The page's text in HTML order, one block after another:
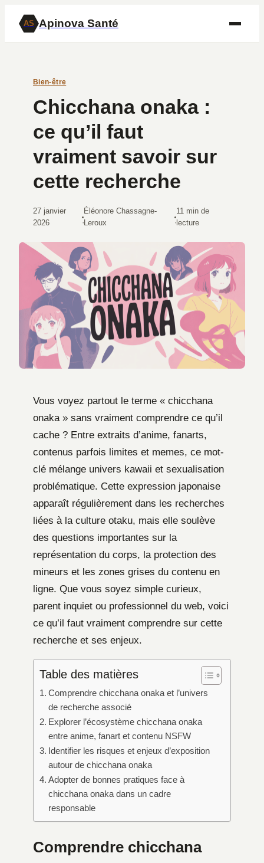
AS Apinova Santé
Bien-être
Chicchana onaka :
ce qu’il faut
vraiment savoir sur
cette recherche
27 janvier
2026
·
Éléonore Chassagne-
Leroux
·
11 min de
lecture
Vous voyez partout le terme « chicchana
onaka » sans vraiment comprendre ce qu’il
cache ? Entre extraits d’anime, fanarts,
contenus parfois limites et memes, ce mot-
clé mélange univers kawaii et sexualisation
problématique. Cette expression japonaise
apparaît régulièrement dans les recherches
liées à la culture otaku, mais elle soulève
des questions importantes sur la
représentation du corps, la protection des
mineurs et les zones grises du contenu en
ligne. Que vous soyez simple curieux,
parent inquiet ou professionnel du web, voici
ce qu’il faut vraiment comprendre sur cette
recherche et ses enjeux.
Table des matières
Comprendre chicchana onaka et l’univers
de recherche associé
Explorer l’écosystème chicchana onaka
entre anime, fanart et contenu NSFW
Identifier les risques et enjeux d’exposition
autour de chicchana onaka
Adopter de bonnes pratiques face à
chicchana onaka dans un cadre
responsable
Comprendre chicchana